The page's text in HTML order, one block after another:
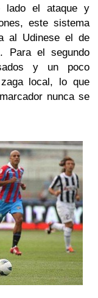
lado el ataque y
este sistema
al Udinese el de
Para el segundo
y un poco
local, lo que
nunca se